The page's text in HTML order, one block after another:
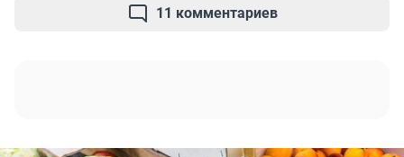
11 комментариев